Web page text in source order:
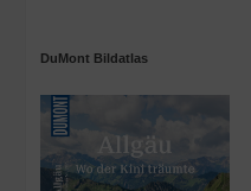
DuMont Bildatlas